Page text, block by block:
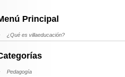
Principal
¿Qué es villaeducación?
Pedagogía